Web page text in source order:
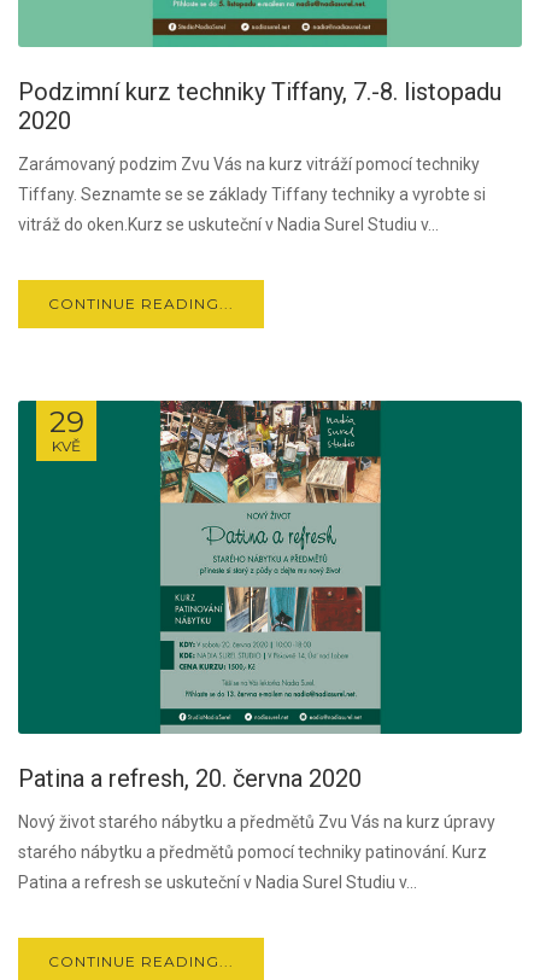
Podzimní kurz techniky Tiffany, 7.-8. listopadu
2020
Zarámovaný podzim Zvu Vás na kurz vitráží pomocí techniky
Tiffany. Seznamte se se základy Tiffany techniky a vyrobte si
vitráž do oken.Kurz se uskuteční v Nadia Surel Studiu v...
CONTINUE READING...
29
KVĚ
Patina a refresh, 20. června 2020
Nový život starého nábytku a předmětů Zvu Vás na kurz úpravy
starého nábytku a předmětů pomocí techniky patinování. Kurz
Patina a refresh se uskuteční v Nadia Surel Studiu v...
CONTINUE READING...